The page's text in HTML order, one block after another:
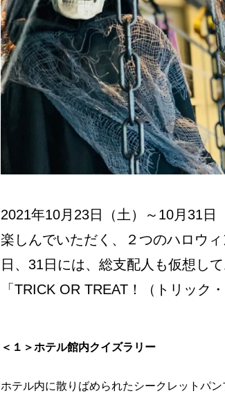
2021年10月23日（土）～10月31日
楽しんでいただく、２つのハロウ
日、31日には、総支配人も仮想し
「TRICK OR TREAT！（トリック
＜１＞ホテル館内クイズラリー
ホテル内に散りばめられたシークレットパ